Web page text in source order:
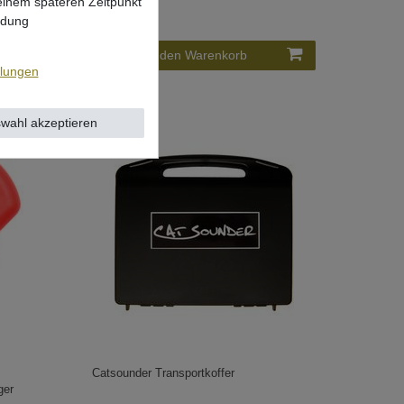
In den Warenkorb
Catsounder Transportkoffer
akzeptieren